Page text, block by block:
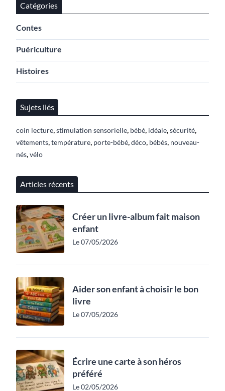
Catégories
Contes
Puériculture
Histoires
Sujets liés
coin lecture,stimulation sensorielle, bébé, idéale,sécurité,
vêtements,température, porte-bébé,déco, bébés, nouveau-
nés,vélo
Articles récents
Créer un livre-album fait maison
enfant
Le 07/05/2026
Aider son enfant à choisir le bon
livre
Le 07/05/2026
Écrire une carte à son héros
préféré
Le 02/05/2026